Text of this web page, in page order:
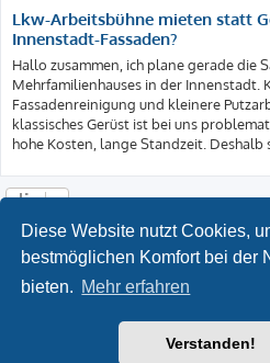
Diese Website nutzt Cookies,
bestmöglichen Komfort bei der
bieten. Mehr erfahren
Verstanden!
Lkw-Arbeitsbühne mieten statt
Innenstadt-Fassaden?
Hallo zusammen, ich plane gerade die
Mehrfamilienhauses in der Innenstadt.
Fassadenreinigung und kleinere
klassisches Gerüst ist bei uns
hohe Kosten, lange Standzeit. Deshalb
Die Suche ergab 6
ProLight Style by